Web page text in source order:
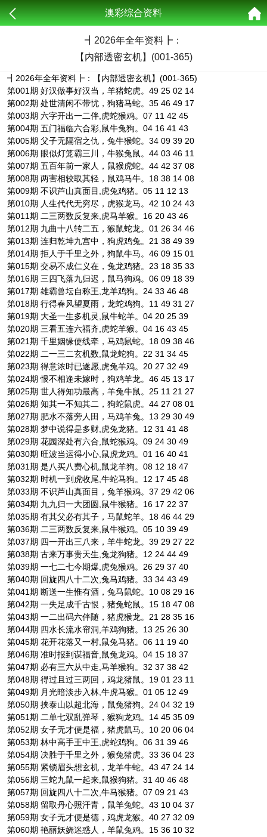
澳彩综合资料
┫ 2026年全年资料┣：
【内部透密玄机】(001-365)
┫2026年全年资料┣：【内部透密玄机】(001-365)
第001期 好汉做事好汉当，羊猪蛇虎。49 25 02 14
第002期 处世清闲不带忧，狗猪马蛇。35 46 49 17
第003期 六字开出一二伴,虎蛇猴鸡。07 11 42 45
第004期 五门福临六合彩,鼠牛兔狗。04 16 41 43
第005期 父子无隔宿之仇，兔牛猴蛇。34 09 39 20
第006期 眼似灯笼霸三川，牛猴兔鼠。44 03 46 11
第007期 五百年前一家人，鼠猴虎蛇。44 42 37 08
第008期 两害相较取其轻，鼠鸡马牛。18 38 14 08
第009期 不识芦山真面目,虎兔鸡猪。05 11 12 13
第010期 人生代代无穷尽，虎猴龙马。42 10 24 43
第011期 二三两数反复来,虎马羊猴。16 20 43 46
第012期 九曲十八转二五，猴鼠蛇龙。01 26 34 46
第013期 连归乾坤九宫中，狗虎鸡兔。21 38 49 39
第014期 拒人于千里之外，狗鼠牛马。46 09 15 01
第015期 交易不成仁义在，兔龙鸡猪。23 18 35 33
第016期 三四飞落九归迟，鼠马狗鸡。06 09 18 39
第017期 雄霸兽坛自称王,龙羊鸡狗。24 33 46 48
第018期 行得春风望夏雨，龙蛇鸡狗。11 49 31 27
第019期 大圣一生多机灵,鼠牛蛇羊。04 20 25 39
第020期 三看五连六福齐,虎蛇羊猴。04 16 43 45
第021期 千里姻缘使线牵，马鸡鼠蛇。18 09 38 46
第022期 二一三二玄机数,鼠龙蛇狗。22 31 34 45
第023期 得意浓时已遂愿,虎兔羊鸡。20 27 32 49
第024期 恨不相逢未嫁时，狗鸡羊龙。46 45 13 17
第025期 世人得知功最高，羊兔牛鼠。25 11 21 27
第026期 知其一不知其二，狗蛇鼠虎。44 27 08 01
第027期 肥水不落旁人田，马鸡羊兔。13 29 30 49
第028期 梦中说得是多财,虎兔龙猪。12 31 41 48
第029期 花园深处有六合,鼠蛇猴鸡。09 24 30 49
第030期 旺波当运得小心,鼠虎龙鸡。01 16 40 41
第031期 是八买八费心机,鼠龙羊狗。08 12 18 47
第032期 时机一到虎收尾,牛蛇马狗。12 17 45 48
第033期 不识芦山真面目，兔羊猴鸡。37 29 42 06
第034期 九九归一大团圆,鼠牛猴猪。16 17 22 37
第035期 有其父必有其子，马鼠蛇羊。18 46 44 29
第036期 二三两数反复来,鼠牛猴鸡。05 10 39 49
第037期 四一开出三八来，羊牛蛇龙。39 29 27 22
第038期 古来万事贵天生,兔龙狗猪。12 24 44 49
第039期 一七二七今期爆,虎兔猴鸡。26 29 37 40
第040期 回旋四八十二次,兔马鸡猪。33 34 43 49
第041期 断送一生惟有酒，兔马鼠蛇。10 08 29 16
第042期 一失足成千古恨，猪兔蛇鼠。15 18 47 08
第043期 一二出码六伴随，猪虎猴龙。21 28 35 16
第044期 四水长流水帘洞,羊鸡狗猪。13 25 26 30
第045期 花开花落又一村,鼠兔马猪。06 11 19 40
第046期 准时报到谋福音,鼠兔龙鸡。04 15 18 37
第047期 必有三六从中走,马羊猴狗。32 37 38 42
第048期 得过且过三两回，鸡龙猪鼠。19 01 23 11
第049期 月光暗淡步入林,牛虎马猴。01 05 12 49
第050期 挟泰山以超北海，鼠兔猪狗。24 04 32 19
第051期 二单七双乱弹琴，猴狗龙鸡。14 45 35 09
第052期 女子无才便是福，猪虎鼠马。10 20 06 04
第053期 林中高手王中王,虎蛇鸡狗。06 31 39 46
第054期 决胜于千里之外，猴兔猪虎。33 36 04 23
第055期 紧锁眉头想玄机，龙羊牛蛇。43 47 24 14
第056期 三蛇九鼠一起来,鼠猴狗猪。31 40 46 48
第057期 回旋四八十二次,牛马猴猪。07 09 21 43
第058期 留取丹心照汗青，鼠羊兔蛇。43 10 04 37
第059期 女子无才便是德，鸡虎龙猴。40 27 32 09
第060期 艳丽妖娆迷惑人，羊鼠兔鸡。15 36 10 32